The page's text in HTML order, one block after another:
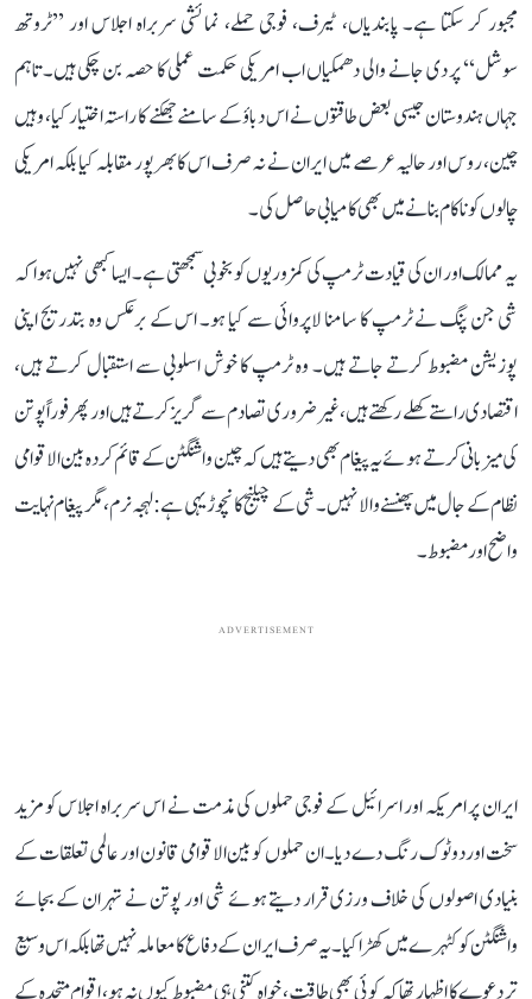
مجبور کر سکتا ہے۔ پابندیاں، ٹیرف، فوجی حملے، نمائشی سربراہ اجلاس اور ’’ٹروتھ
سوشل‘‘ پر دی جانے والی دھمکیاں اب امریکی حکمت عملی کا حصہ بن چکی ہیں۔ تاہم
جہاں ہندوستان جیسی بعض طاقتوں نے اس دباؤ کے سامنے جھکنے کا راستہ اختیار کیا، وہیں
چین، روس اور حالیہ عرصے میں ایران نے نہ صرف اس کا بھرپور مقابلہ کیا بلکہ امریکی
چالوں کو ناکام بنانے میں بھی کامیابی حاصل کی۔
یہ ممالک اور ان کی قیادت ٹرمپ کی کمزوریوں کو بخوبی سمجھتی ہے۔ ایسا کبھی نہیں ہوا کہ
شی جن پنگ نے ٹرمپ کا سامنا لاپروائی سے کیا ہو۔ اس کے برعکس وہ بتدریج اپنی
پوزیشن مضبوط کرتے جاتے ہیں۔ وہ ٹرمپ کا خوش اسلوبی سے استقبال کرتے ہیں،
اقتصادی راستے کھلے رکھتے ہیں، غیر ضروری تصادم سے گریز کرتے ہیں اور پھر فوراً پوتن
کی میزبانی کرتے ہوئے یہ پیغام بھی دیتے ہیں کہ چین واشنگٹن کے قائم کردہ بین الاقوامی
نظام کے جال میں پھنسنے والا نہیں۔ شی کے چیلنج کا نچوڑ یہی ہے: لہجہ نرم، مگر پیغام نہایت
واضح اور مضبوط۔
ADVERTISEMENT
ایران پر امریکہ اور اسرائیل کے فوجی حملوں کی مذمت نے اس سربراہ اجلاس کو مزید
سخت اور دوٹوک رنگ دے دیا۔ ان حملوں کو بین الاقوامی قانون اور عالمی تعلقات کے
بنیادی اصولوں کی خلاف ورزی قرار دیتے ہوئے شی اور پوتن نے تہران کے بجائے
واشنگٹن کو کٹہرے میں کھڑا کیا۔ یہ صرف ایران کے دفاع کا معاملہ نہیں تھا بلکہ اس وسیع